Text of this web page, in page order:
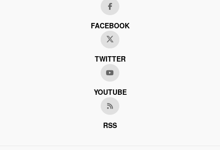
FACEBOOK
TWITTER
YOUTUBE
RSS